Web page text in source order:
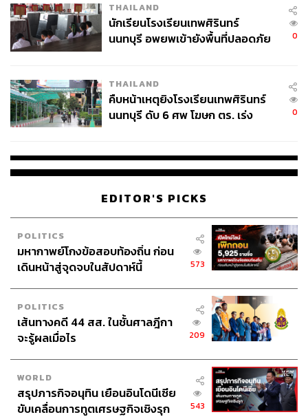
รวมไทยสร้างชาติ ได้ลุกขึ้นประท้วง และขอให้มีการอภิปราย
รัฐบาลปัจจุบัน เนื่องจากมีการเอ่ยชื่อ พล.อ. ประยุทธ์ ซึ่งเป็น
บุคคลภายนอกที่ไม่สามารถเข้ามาชี้แจงได้ หากจะกล่าวถึง
นอกจากนี้ระหว่างการอภิปราย ได้มี สส. จากพรรคร่วม
รัฐบาล ลุกขึ้นมาประท้วง เช่น นุชนาถ จารุวงษ์เสถียร สส.
ศรีสะเกษ พรรคเพื่อไทย ที่ระบุว่า ต้องมีความเป็นธรรมด้วย
ออกมาเลย
การประชุมสภาผู้แทนราษฎร
เบญจา แสงจันทร์
พรรคก้าวไกล
เหมืองทองอัครา
การซักฟอกรัฐบาล
ประยุทธ์ จันทร์โอชา
307
ABOUT THE AUTHOR
THAILAND
นักเรียนโรงเรียนเทพศิรินทร์
นนทบุรี อพยพเข้ายังพื้นที่ปลอดภัย
0
THAILAND
คืบหน้าเหตุยิงโรงเรียนเทพศิรินทร์
นนทบุรี ดับ 6 ศพ โฆษก ตร. เร่ง
0
EDITOR'S PICKS
POLITICS
มหากาพย์โกงข้อสอบท้องถิ่น ก่อน
เดินหน้าสู่จุดจบในสัปดาห์นี้
573
POLITICS
เส้นทางคดี 44 สส. ในชั้นศาลฎีกา
จะรู้ผลเมื่อไร
209
WORLD
สรุปภารกิจอนุทิน เยือนอินโดนีเซีย
ขับเคลื่อนการทูตเศรษฐกิจเชิงรุก
543